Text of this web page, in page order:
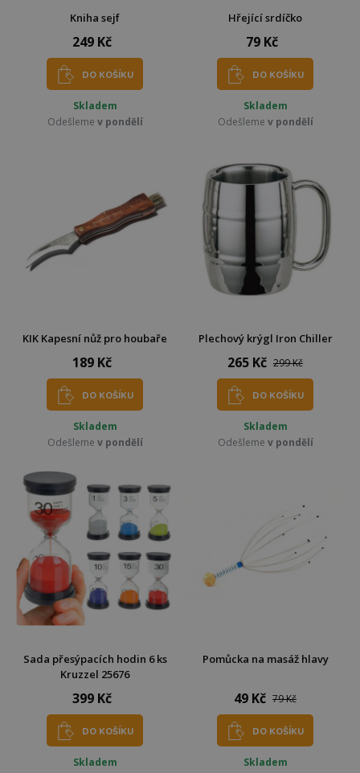
Kniha sejf
249 Kč
DO KOŠÍKU
Skladem
Odešleme v pondělí
Hřející srdíčko
79 Kč
DO KOŠÍKU
Skladem
Odešleme v pondělí
KIK Kapesní nůž pro houbaře
189 Kč
DO KOŠÍKU
Skladem
Odešleme v pondělí
Plechový krýgl Iron Chiller
265 Kč 299 Kč
DO KOŠÍKU
Skladem
Odešleme v pondělí
Sada přesýpacích hodin 6 ks
Kruzzel 25676
399 Kč
DO KOŠÍKU
Skladem
Pomůcka na masáž hlavy
49 Kč 79 Kč
DO KOŠÍKU
Skladem